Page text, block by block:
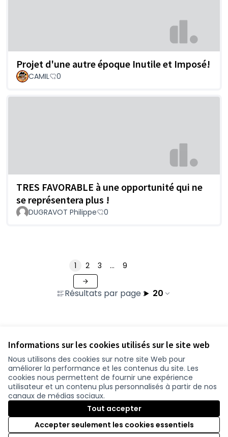
Informations sur les cookies utilisés sur le site web
Nous utilisons des cookies sur notre site Web pour
améliorer la performance et les contenus du site. Les
cookies nous permettent de fournir une expérience
utilisateur et un contenu plus personnalisés à partir de nos
canaux de médias sociaux.
Tout accepter
Accepter seulement les cookies essentiels
Projet d'une autre époque Inutile et Imposé!
CAMIL 0
TRES FAVORABLE à une opportunité qui ne
se représentera plus !
DUGRAVOT Philippe 0
Résultats par page : 20
1 2 3 … 9
Conditions d'utilisation
Paramètres des cookies
participer.loire-atlantique.fr sur Facebook
(Nouvelle fenêtre)
participer.loire-atlantique.fr sur Instagram
(Nouvelle fenêtre)
participer.loire-atlantique.fr sur YouTube
(Nouvelle fenêtre)